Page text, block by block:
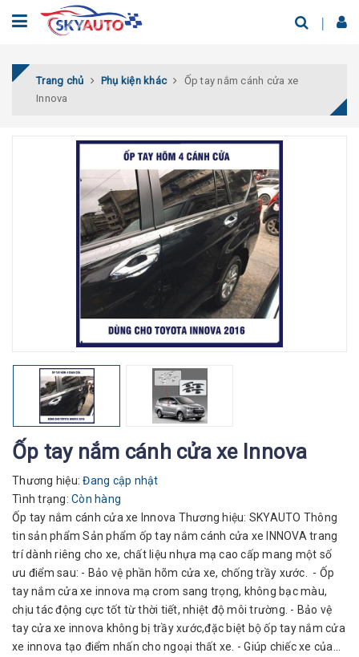
Trang chủ Phụ kiện khác
Ốp tay nắm cánh cửa xe
Innova
Ốp tay nắm cánh cửa xe Innova
Thương hiệu: Đang cập nhật
Tình trạng: Còn hàng
Ốp tay nắm cánh cửa xe Innova Thương hiệu: SKYAUTO Thông
tin sản phẩm Sản phẩm ốp tay nắm cánh cửa xe INNOVA trang
trí dành riêng cho xe, chất liệu nhựa mạ cao cấp mang một số
ưu điểm sau: - Bảo vệ phần hõm cửa xe, chống trầy xước. - Ốp
tay nắm cửa xe innova mạ crom sang trọng, không bạc màu,
chịu tác động cực tốt từ thời tiết, nhiệt độ môi trường. - Bảo vệ
tay cửa xe innova không bị trầy xước,đặc biệt bộ ốp tay nắm cửa
xe innova tạo điểm nhấn cho ngoại thất xe. - Giúp chiếc xe của...